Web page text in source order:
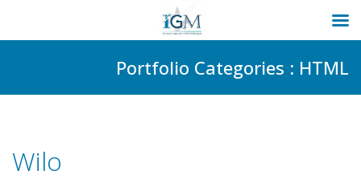
Portfolio Categories : HTML
Wilo